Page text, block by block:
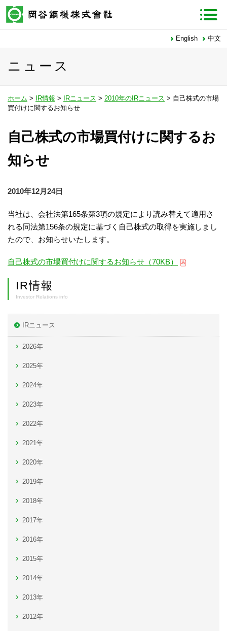
English 中文
ニュース
ホーム > IR情報 > IRニュース > 2010年のIRニュース > 自己株式の市場
買付けに関するお知らせ
自己株式の市場買付けに関するお
知らせ
2010年12月24日
当社は、会社法第165条第3項の規定により読み替えて適用さ
れる同法第156条の規定に基づく自己株式の取得を実施しまし
たので、お知らせいたします。
自己株式の市場買付けに関するお知らせ（70KB）
IR情報
Investor Relations info
IRニュース
2026年
2025年
2024年
2023年
2022年
2021年
2020年
2019年
2018年
2017年
2016年
2015年
2014年
2013年
2012年